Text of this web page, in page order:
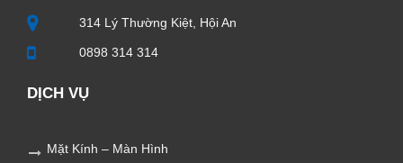
314 Lý Thường Kiệt, Hội An
0898 314 314
DỊCH VỤ
Mặt Kính – Màn Hình